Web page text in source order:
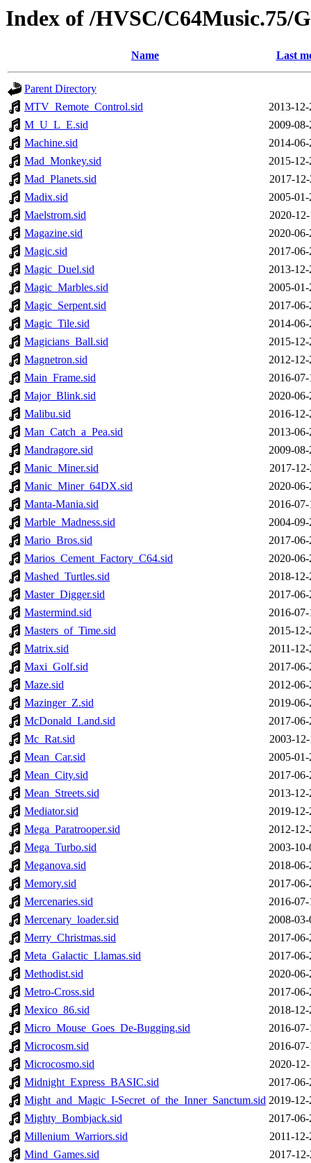
Index of /HVSC/C64Music.75/
Name Last
Parent Directory
MTV_Remote_Control.sid
2013-
M_U_L_E.sid
2009-
Machine.sid
2014-
Mad_Monkey.sid
2015-
Mad_Planets.sid
2017-
Madix.sid
2005-
Maelstrom.sid
2020-
Magazine.sid
2020-
Magic.sid
2017-
Magic_Duel.sid
2013-
Magic_Marbles.sid
2005-
Magic_Serpent.sid
2017-
Magic_Tile.sid
2014-
Magicians_Ball.sid
2015-
Magnetron.sid
2012-
Main_Frame.sid
2016-
Major_Blink.sid
2020-
Malibu.sid
2016-
Man_Catch_a_Pea.sid
2013-
Mandragore.sid
2009-
Manic_Miner.sid
2017-
Manic_Miner_64DX.sid
2020-
Manta-Mania.sid
2016-
Marble_Madness.sid
2004-
Mario_Bros.sid
2017-
Marios_Cement_Factory_C64.sid
2020-
Mashed_Turtles.sid
2018-
Master_Digger.sid
2017-
Mastermind.sid
2016-
Masters_of_Time.sid
2015-
Matrix.sid
2011-
Maxi_Golf.sid
2017-
Maze.sid
2012-
Mazinger_Z.sid
2019-
McDonald_Land.sid
2017-
Mc_Rat.sid
2003-
Mean_Car.sid
2005-
Mean_City.sid
2017-
Mean_Streets.sid
2013-
Mediator.sid
2019-
Mega_Paratrooper.sid
2012-
Mega_Turbo.sid
2003-
Meganova.sid
2018-
Memory.sid
2017-
Mercenaries.sid
2016-
Mercenary_loader.sid
2008-
Merry_Christmas.sid
2017-
Meta_Galactic_Llamas.sid
2017-
Methodist.sid
2020-
Metro-Cross.sid
2017-
Mexico_86.sid
2018-
Micro_Mouse_Goes_De-Bugging.sid
2016-
Microcosm.sid
2016-
Microcosmo.sid
2020-
Midnight_Express_BASIC.sid
2017-
Might_and_Magic_I-Secret_of_the_Inner_Sanctum.sid 2019-
Mighty_Bombjack.sid
2017-
Millenium_Warriors.sid
2011-
Mind_Games.sid
2017-